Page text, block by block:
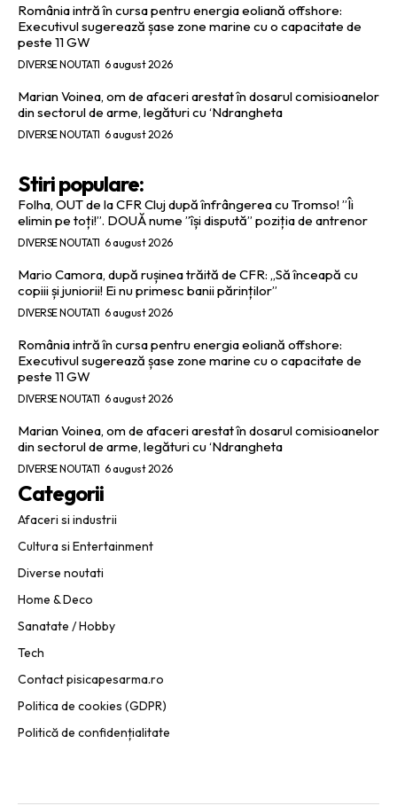
România intră în cursa pentru energia eoliană offshore:
Executivul sugerează șase zone marine cu o capacitate de
peste 11 GW
DIVERSE NOUTATI 6 august 2026
Marian Voinea, om de afaceri arestat în dosarul comisioanelor
din sectorul de arme, legături cu ‘Ndrangheta
DIVERSE NOUTATI 6 august 2026
Stiri populare:
Folha, OUT de la CFR Cluj după înfrângerea cu Tromso! ”Îi
elimin pe toți!”. DOUĂ nume ”își dispută” poziția de antrenor
DIVERSE NOUTATI 6 august 2026
Mario Camora, după rușinea trăită de CFR: „Să înceapă cu
copiii și juniorii! Ei nu primesc banii părinților”
DIVERSE NOUTATI 6 august 2026
România intră în cursa pentru energia eoliană offshore:
Executivul sugerează șase zone marine cu o capacitate de
peste 11 GW
DIVERSE NOUTATI 6 august 2026
Marian Voinea, om de afaceri arestat în dosarul comisioanelor
din sectorul de arme, legături cu ‘Ndrangheta
DIVERSE NOUTATI 6 august 2026
Categorii
Afaceri si industrii
Cultura si Entertainment
Diverse noutati
Home & Deco
Sanatate / Hobby
Tech
Contact pisicapesarma.ro
Politica de cookies (GDPR)
Politică de confidențialitate